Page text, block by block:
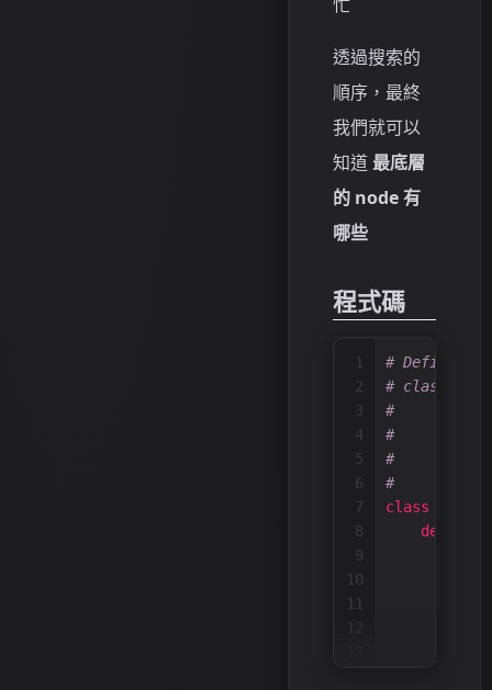
透過搜索的
順序，最終
我們就可以
知道最底層
的 node 有
哪些
程式碼
1
2
3
4
5
6
7
8
9
10
11
12
#
# class
#     def
#
#
#
class
def